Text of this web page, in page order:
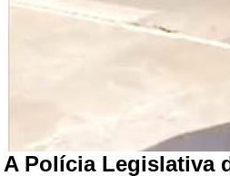
A Polícia Legislativa